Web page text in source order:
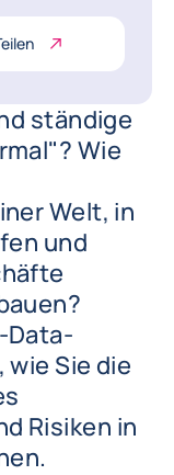
ständige
Wie
Welt, in
und
Data-
Sie die
Risiken in